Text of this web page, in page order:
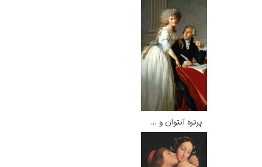
پل سزان
یوهانس فرمیر
پرفروش‌ترین
تابلوها پرتره آنتوان و ماری آن – ژاک لویی داوید